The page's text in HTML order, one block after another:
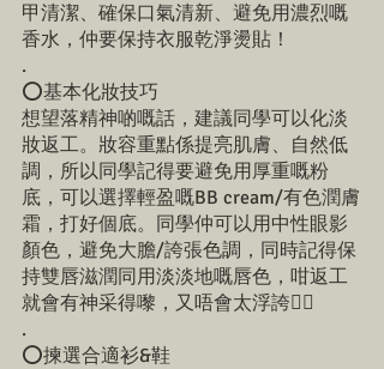
甲清潔、確保口氣清新、避免用濃烈嘅
香水，仲要保持衣服乾淨燙貼！
.
⭕️基本化妝技巧
想望落精神啲嘅話，建議同學可以化淡
妝返工。妝容重點係提亮肌膚、自然低
調，所以同學記得要避免用厚重嘅粉
底，可以選擇輕盈嘅BB cream/有色潤膚
霜，打好個底。同學仲可以用中性眼影
顏色，避免大膽/誇張色調，同時記得保
持雙唇滋潤同用淡淡地嘅唇色，咁返工
就會有神采得嚟，又唔會太浮誇👍🏻
.
⭕️揀選合適衫&鞋